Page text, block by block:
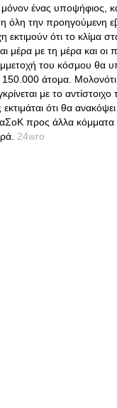
ένας υποψήφιος,
όλη την προηγούμενη
εκτιμούν ότι το κλίμα
μέρα με τη μέρα και οι
του κόσμου θα
150.000 άτομα.
με το αντίστοιχο
ότι θα
προς άλλα κόμματα
24wro